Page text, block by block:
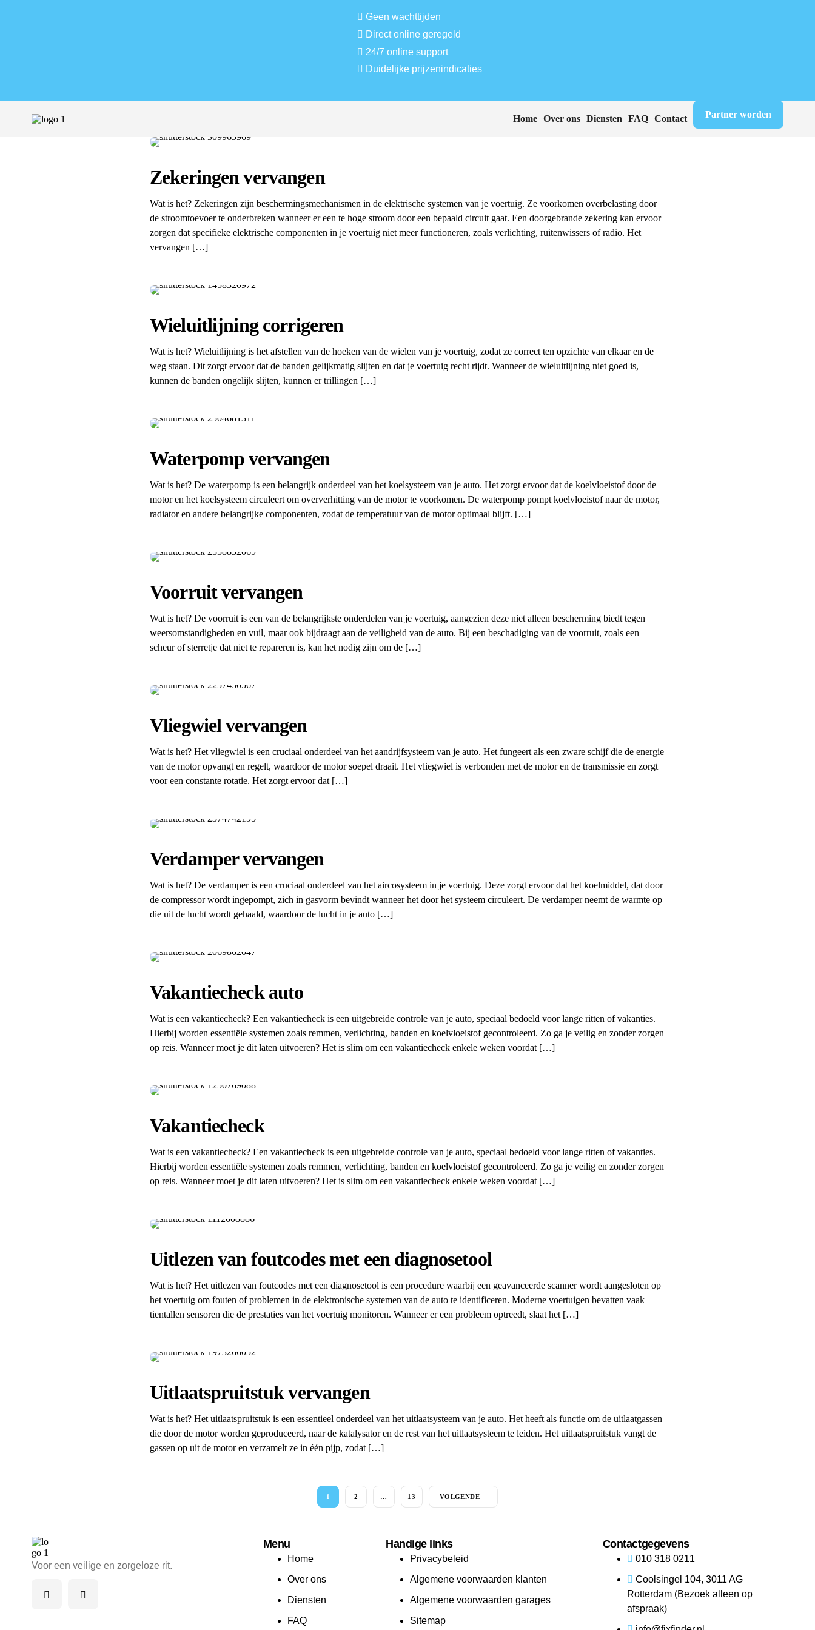
Geen wachttijden
Direct online geregeld
24/7 online support
Duidelijke prijzenindicaties
Partner worden
Home Over ons Diensten FAQ Contact
Zekeringen vervangen
Wat is het? Zekeringen zijn beschermingsmechanismen in de elektrische systemen van je voertuig. Ze voorkomen overbelasting door
de stroomtoevoer te onderbreken wanneer er een te hoge stroom door een bepaald circuit gaat. Een doorgebrande zekering kan ervoor
zorgen dat specifieke elektrische componenten in je voertuig niet meer functioneren, zoals verlichting, ruitenwissers of radio. Het
vervangen […]
Wieluitlijning corrigeren
Wat is het? Wieluitlijning is het afstellen van de hoeken van de wielen van je voertuig, zodat ze correct ten opzichte van elkaar en de
weg staan. Dit zorgt ervoor dat de banden gelijkmatig slijten en dat je voertuig recht rijdt. Wanneer de wieluitlijning niet goed is,
kunnen de banden ongelijk slijten, kunnen er trillingen […]
Waterpomp vervangen
Wat is het? De waterpomp is een belangrijk onderdeel van het koelsysteem van je auto. Het zorgt ervoor dat de koelvloeistof door de
motor en het koelsysteem circuleert om oververhitting van de motor te voorkomen. De waterpomp pompt koelvloeistof naar de motor,
radiator en andere belangrijke componenten, zodat de temperatuur van de motor optimaal blijft. […]
Voorruit vervangen
Wat is het? De voorruit is een van de belangrijkste onderdelen van je voertuig, aangezien deze niet alleen bescherming biedt tegen
weersomstandigheden en vuil, maar ook bijdraagt aan de veiligheid van de auto. Bij een beschadiging van de voorruit, zoals een
scheur of sterretje dat niet te repareren is, kan het nodig zijn om de […]
Vliegwiel vervangen
Wat is het? Het vliegwiel is een cruciaal onderdeel van het aandrijfsysteem van je auto. Het fungeert als een zware schijf die de energie
van de motor opvangt en regelt, waardoor de motor soepel draait. Het vliegwiel is verbonden met de motor en de transmissie en zorgt
voor een constante rotatie. Het zorgt ervoor dat […]
Verdamper vervangen
Wat is het? De verdamper is een cruciaal onderdeel van het aircosysteem in je voertuig. Deze zorgt ervoor dat het koelmiddel, dat door
de compressor wordt ingepompt, zich in gasvorm bevindt wanneer het door het systeem circuleert. De verdamper neemt de warmte op
die uit de lucht wordt gehaald, waardoor de lucht in je auto […]
Vakantiecheck auto
Wat is een vakantiecheck? Een vakantiecheck is een uitgebreide controle van je auto, speciaal bedoeld voor lange ritten of vakanties.
Hierbij worden essentiële systemen zoals remmen, verlichting, banden en koelvloeistof gecontroleerd. Zo ga je veilig en zonder zorgen
op reis. Wanneer moet je dit laten uitvoeren? Het is slim om een vakantiecheck enkele weken voordat […]
Vakantiecheck
Wat is een vakantiecheck? Een vakantiecheck is een uitgebreide controle van je auto, speciaal bedoeld voor lange ritten of vakanties.
Hierbij worden essentiële systemen zoals remmen, verlichting, banden en koelvloeistof gecontroleerd. Zo ga je veilig en zonder zorgen
op reis. Wanneer moet je dit laten uitvoeren? Het is slim om een vakantiecheck enkele weken voordat […]
Uitlezen van foutcodes met een diagnosetool
Wat is het? Het uitlezen van foutcodes met een diagnosetool is een procedure waarbij een geavanceerde scanner wordt aangesloten op
het voertuig om fouten of problemen in de elektronische systemen van de auto te identificeren. Moderne voertuigen bevatten vaak
tientallen sensoren die de prestaties van het voertuig monitoren. Wanneer er een probleem optreedt, slaat het […]
Uitlaatspruitstuk vervangen
Wat is het? Het uitlaatspruitstuk is een essentieel onderdeel van het uitlaatsysteem van je auto. Het heeft als functie om de uitlaatgassen
die door de motor worden geproduceerd, naar de katalysator en de rest van het uitlaatsysteem te leiden. Het uitlaatspruitstuk vangt de
gassen op uit de motor en verzamelt ze in één pijp, zodat […]
1 2 … 13 VOLGENDE
Voor een veilige en zorgeloze rit.
Menu
Home
Over ons
Diensten
FAQ
Handige links
Privacybeleid
Algemene voorwaarden klanten
Algemene voorwaarden garages
Sitemap
Contactgegevens
010 318 0211
Coolsingel 104, 3011 AG
Rotterdam (Bezoek alleen op
afspraak)